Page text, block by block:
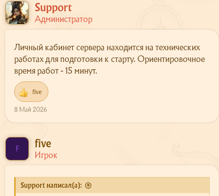
Support
Администратор
Личный кабинет сервера находится на технических
работах для подготовки к старту. Ориентировочное
время работ - 15 минут.
Р
е
а
к
и
и
five
8 Май 2026
F five
Игрок
Support написал(а):